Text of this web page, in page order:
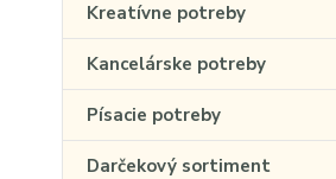
Kreatívne potreby
Kancelárske potreby
Písacie potreby
Darčekový sortiment